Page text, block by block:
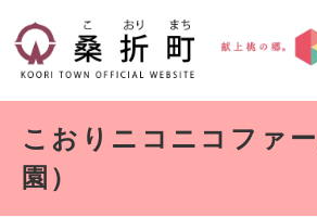
先
こおりニコニコファ
園）